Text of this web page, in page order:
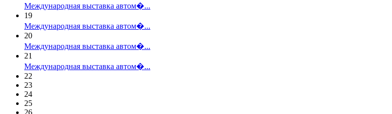
Международная выставка автом�...
19
Международная выставка автом�...
20
Международная выставка автом�...
21
Международная выставка автом�...
22
23
24
25
26